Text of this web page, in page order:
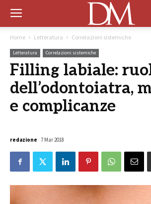
Home Letteratura Correlazioni sistemiche
Letteratura Correlazioni sistemiche
Filling labiale:
dell’odontoiatra,
e complicanze
redazione 7 Mar 2018